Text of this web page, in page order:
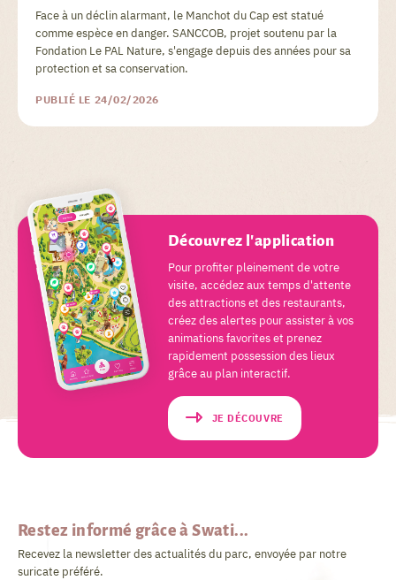
Face à un déclin alarmant, le Manchot du Cap est statué
comme espèce en danger. SANCCOB, projet soutenu par la
Fondation Le PAL Nature, s'engage depuis des années pour sa
protection et sa conservation.
PUBLIÉ LE 24/02/2026
Découvrez l'application
Pour profiter pleinement de votre
visite, accédez aux temps d'attente
des attractions et des restaurants,
créez des alertes pour assister à vos
animations favorites et prenez
rapidement possession des lieux
grâce au plan interactif.
JE DÉCOUVRE
Restez informé grâce à Swati...
Recevez la newsletter des actualités du parc, envoyée par notre
suricate préféré.